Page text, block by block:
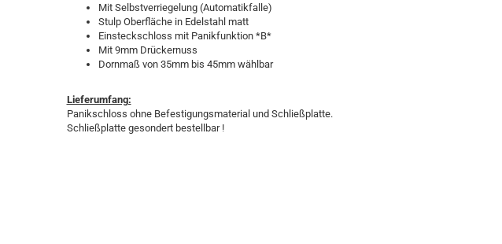
Mit Selbstverriegelung (Automatikfalle)
Stulp Oberfläche in Edelstahl matt
Einsteckschloss mit Panikfunktion *B*
Mit 9mm Drückernuss
Dornmaß von 35mm bis 45mm wählbar
Lieferumfang:
Panikschloss ohne Befestigungsmaterial und Schließplatte.
Schließplatte gesondert bestellbar !